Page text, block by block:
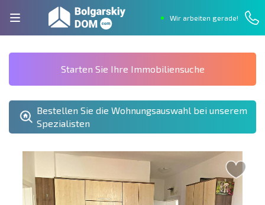
Wir arbeiten gerade!
Starten Sie Ihre Immobiliensuche
Bestellen Sie die Wohnungsauswahl bei unserem
Spezialisten